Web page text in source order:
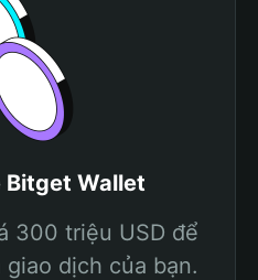
Bitget Wallet
300 triệu USD để
dịch của bạn.